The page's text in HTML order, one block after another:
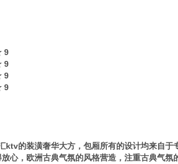
9
9
9
9
ktv的装潢奢华大方，包厢所有的设计均来自于
心，欧洲古典气氛的风格营造，注重古典气氛